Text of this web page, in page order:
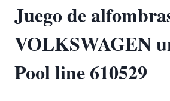
Juego de
VOLKSWAGEN
Pool line 610529